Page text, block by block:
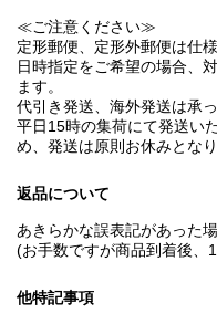
≪ご注意ください≫
定形郵便、定形外郵便は仕
日時指定をご希望の場合、
ます。
代引き発送、海外発送は承
平日15時の集荷にて発送い
め、発送は原則お休みとなり
返品について
あきらかな誤表記があった
(お手数ですが商品到着後、
他特記事項